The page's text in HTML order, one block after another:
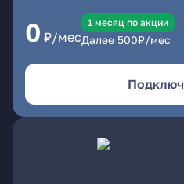
0 ₽/мес
1 месяц по акции
Далее 500₽/мес